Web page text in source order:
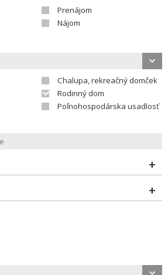
Prenájom
Nájom
Chalupa, rekreačný domček
Rodinný dom
Poľnohospodárska usadlosť